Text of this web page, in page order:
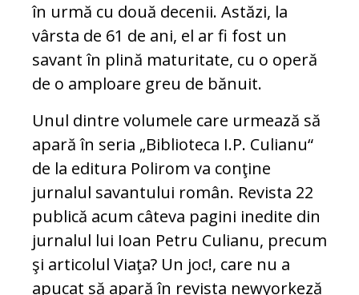
în urmă cu două decenii. Astăzi, la
vârsta de 61 de ani, el ar fi fost un
savant în plină maturitate, cu o operă
de o amploare greu de bănuit.
Unul dintre volumele care urmează să
apară în seria „Biblioteca I.P. Culianu“
de la editura Polirom va conţine
jurnalul savantului român. Revista 22
publică acum câteva pagini inedite din
jurnalul lui Ioan Petru Culianu, precum
şi articolul Viaţa? Un joc!, care nu a
apucat să apară în revista newyorkeză